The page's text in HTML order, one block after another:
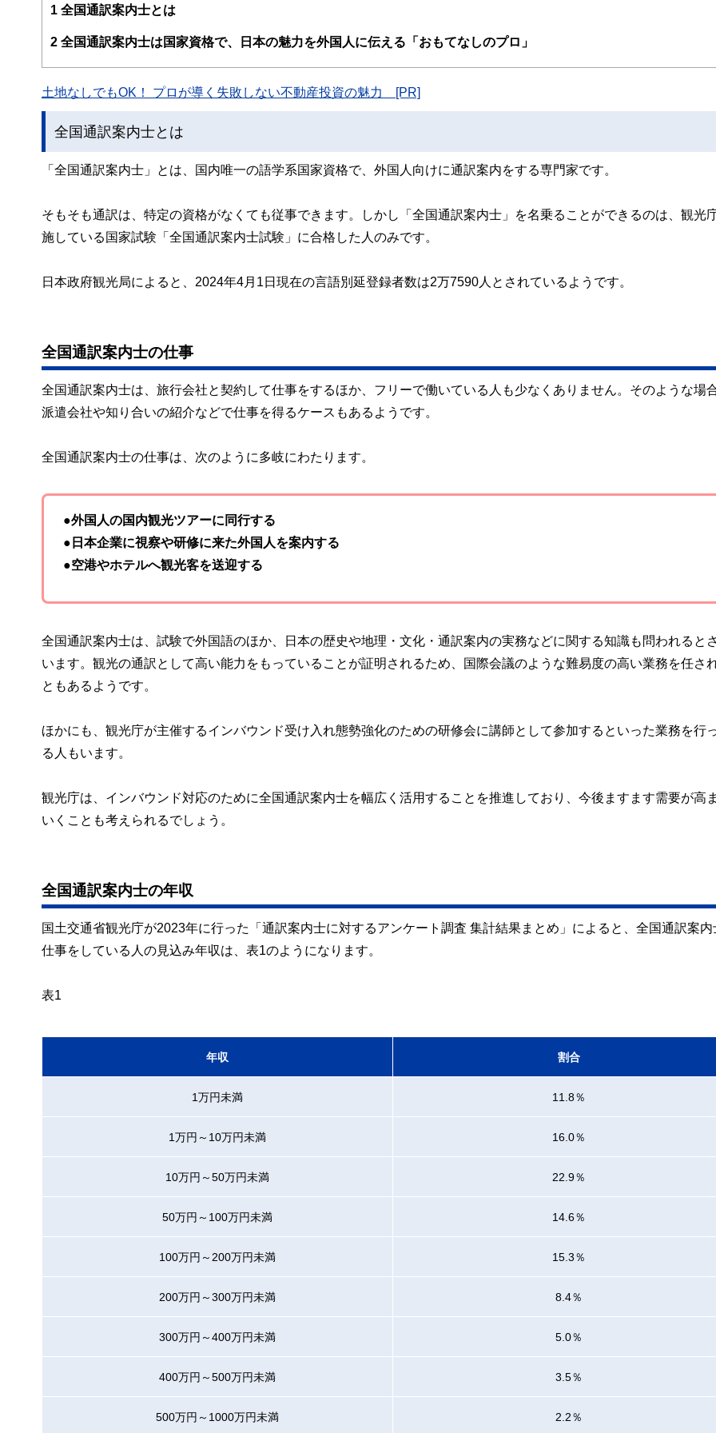
案から記事掲載まですべての工程に関わることで、読者目線のコンテンツを追求しています。
FinancialFieldの特徴は、ファイナンシャルプランナー、弁護士、税理士、宅地建物取引士、相続診断士、住宅ローンアドバイザー、DCプラン
ー、公認会計士、社会保険労務士、行政書士、投資アナリスト、キャリアコンサルタントなど150名以上の有資格者を執筆者・監修者として迎
このように編集経験豊富なメンバーと金融や経済に精通した執筆者・監修者による執筆体制を築くことで、内容のわかりやすさはもちろんのこ
私たちは、快適でより良い生活のアイデアを提供するお金のコンシェルジュを目指します。
1 全国通訳案内士とは
2 全国通訳案内士は国家資格で、日本の魅力を外国人に伝える「おもてなしのプロ」
土地なしでもOK！ プロが導く失敗しない不動産投資の魅力 [PR]
全国通訳案内士とは
「全国通訳案内士」とは、国内唯一の語学系国家資格で、外国人向けに通訳案内をする専門家です。
そもそも通訳は、特定の資格がなくても従事できます。しかし「全国通訳案内士」を名乗ることができるのは、観光
施している国家試験「全国通訳案内士試験」に合格した人のみです。
日本政府観光局によると、2024年4月1日現在の言語別延登録者数は2万7590人とされているようです。
全国通訳案内士の仕事
全国通訳案内士は、旅行会社と契約して仕事をするほか、フリーで働いている人も少なくありません。そのような場合
派遣会社や知り合いの紹介などで仕事を得るケースもあるようです。
全国通訳案内士の仕事は、次のように多岐にわたります。
●外国人の国内観光ツアーに同行する
●日本企業に視察や研修に来た外国人を案内する
●空港やホテルへ観光客を送迎する
全国通訳案内士は、試験で外国語のほか、日本の歴史や地理・文化・通訳案内の実務などに関する知識も問われると
います。観光の通訳として高い能力をもっていることが証明されるため、国際会議のような難易度の高い業務を任さ
ともあるようです。
ほかにも、観光庁が主催するインバウンド受け入れ態勢強化のための研修会に講師として参加するといった業務を行
る人もいます。
観光庁は、インバウンド対応のために全国通訳案内士を幅広く活用することを推進しており、今後ますます需要が高
いくことも考えられるでしょう。
全国通訳案内士の年収
国土交通省観光庁が2023年に行った「通訳案内士に対するアンケート調査 集計結果まとめ」によると、全国通訳案内
仕事をしている人の見込み年収は、表1のようになります。
表1
年収 割合
1万円未満 11.8％
1万円～10万円未満 16.0％
10万円～50万円未満 22.9％
50万円～100万円未満 14.6％
100万円～200万円未満 15.3％
200万円～300万円未満 8.4％
300万円～400万円未満 5.0％
400万円～500万円未満 3.5％
500万円～1000万円未満 2.2％